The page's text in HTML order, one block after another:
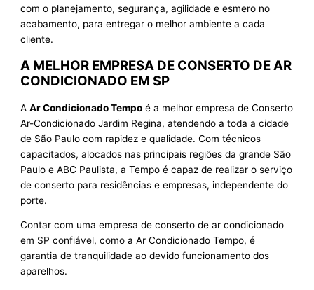
com o planejamento, segurança, agilidade e esmero no
acabamento, para entregar o melhor ambiente a cada
cliente.
A MELHOR EMPRESA DE CONSERTO DE AR
CONDICIONADO EM SP
AAr Condicionado Tempo é a melhor empresa de Conserto
Ar-Condicionado Jardim Regina, atendendo a toda a cidade
de São Paulo com rapidez e qualidade. Com técnicos
capacitados, alocados nas principais regiões da grande São
Paulo e ABC Paulista, a Tempo é capaz de realizar o serviço
de conserto para residências e empresas, independente do
porte.
Contar com uma empresa de conserto de ar condicionado
em SP confiável, como a Ar Condicionado Tempo, é
garantia de tranquilidade ao devido funcionamento dos
aparelhos.